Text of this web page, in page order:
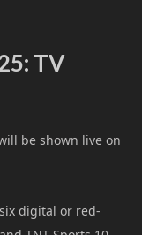
TV
be shown live on
digital or red-